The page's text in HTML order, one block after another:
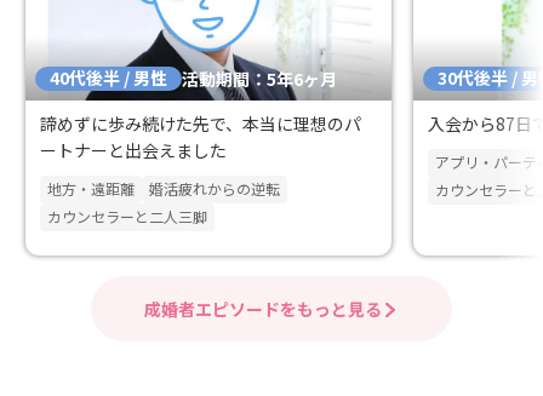
40代後半 / 男性 活動期間：5年6ヶ月
諦めずに歩み続けた先で、本当に理想のパ
ートナーと出会えました
地方・遠距離
婚活疲れからの逆転
カウンセラーと二人三脚
30代後半 / 男
入会から87日
アプリ・パーテ
カウンセラーと
成婚者エピソードをもっと見る